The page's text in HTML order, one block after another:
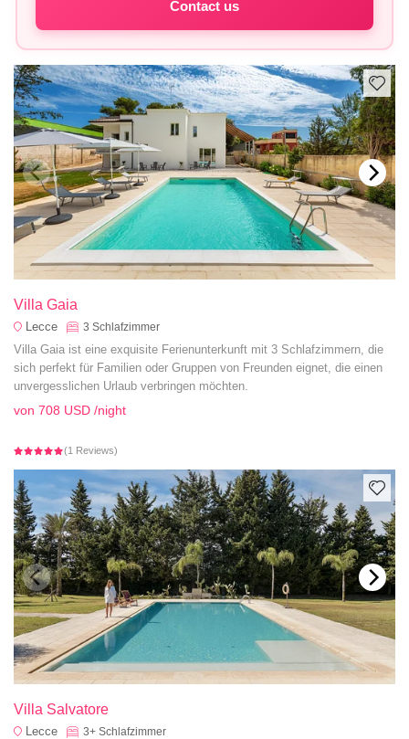
Contact us
Villa Gaia
Lecce 3 Schlafzimmer
Villa Gaia ist eine exquisite Ferienunterkunft mit 3 Schlafzimmern, die
sich perfekt für Familien oder Gruppen von Freunden eignet, die einen
unvergesslichen Urlaub verbringen möchten.
von 708 USD /night
(1 Reviews)
Villa Salvatore
Lecce 3+ Schlafzimmer